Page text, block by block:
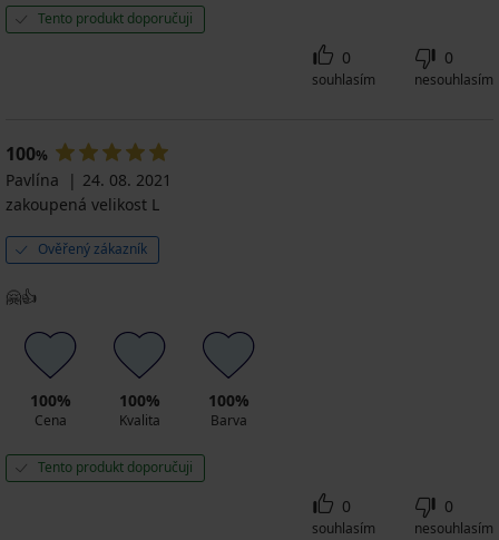
Tento produkt doporučuji
0
souhlasím
0
nesouhlasím
100%
Pavlína
24. 08. 2021
zakoupená velikost L
Ověřený zákazník
🤗👍
100%
Cena
100%
Kvalita
100%
Barva
Tento produkt doporučuji
0
souhlasím
0
nesouhlasím